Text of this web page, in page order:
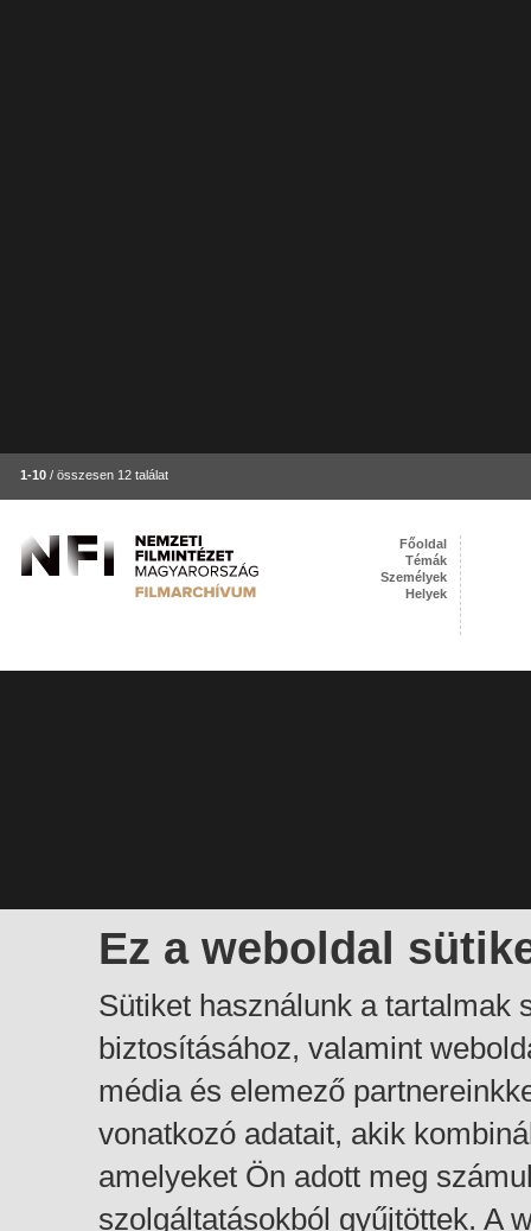
1-10 / összesen 12 találat
Ez a weboldal
Sütiket használunk a tartalmak
biztosításához, valamint
média és elemező
vonatkozó adatait, akik
amelyeket Ön adott meg
szolgáltatásokból gyűjtöttek. A
Főoldal
Témák
Személyek
Helyek